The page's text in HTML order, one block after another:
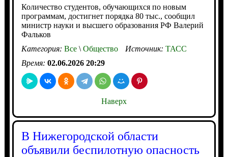
Количество студентов, обучающихся по новым
программам, достигнет порядка 80 тыс., сообщил
министр науки и высшего образования РФ Валерий
Фальков
Категория: Все\Общество Источник: ТАСС
Время: 02.06.2026 20:29
Наверх
В Нижегородской области
объявили беспилотную опасность